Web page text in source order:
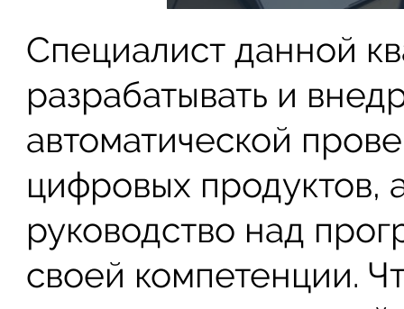
Специалист данной
разрабатывать и
автоматической
цифровых продуктов,
руководство над
своей компетенции.